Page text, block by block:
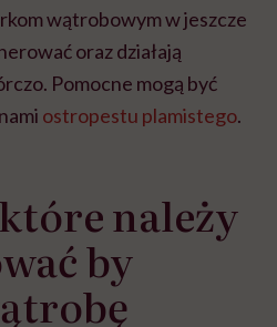
wątrobowym w jeszcze
oraz działają
Pomocne mogą być
ostropestu plamistego.
należy
by